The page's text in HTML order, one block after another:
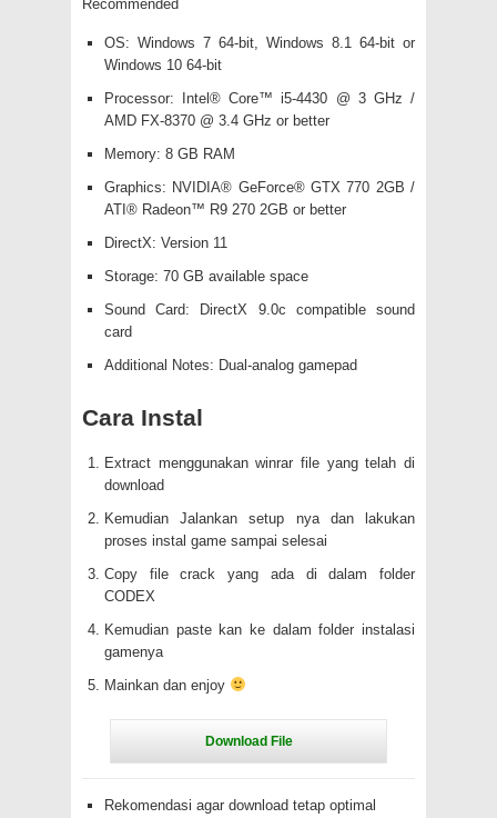
Recommended
OS: Windows 7 64-bit, Windows 8.1 64-bit or
Windows 10 64-bit
Processor: Intel® Core™ i5-4430 @ 3 GHz /
AMD FX-8370 @ 3.4 GHz or better
Memory: 8 GB RAM
Graphics: NVIDIA® GeForce® GTX 770 2GB /
ATI® Radeon™ R9 270 2GB or better
DirectX: Version 11
Storage: 70 GB available space
Sound Card: DirectX 9.0c compatible sound
card
Additional Notes: Dual-analog gamepad
Cara Instal
Extract menggunakan winrar file yang telah di
download
Kemudian Jalankan setup nya dan lakukan
proses instal game sampai selesai
Copy file crack yang ada di dalam folder
CODEX
Kemudian paste kan ke dalam folder instalasi
gamenya
Mainkan dan enjoy
Rekomendasi agar download tetap optimal